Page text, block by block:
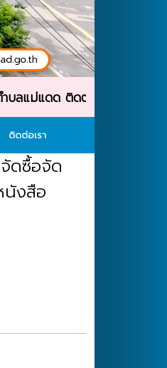
ด ติดต่อสอบถาม : โทรศัพท์
ติดต่อเรา
ดซื้อจัด
นังสือ